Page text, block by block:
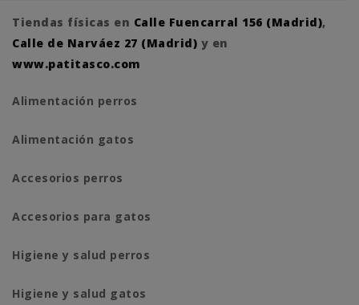
Tiendas físicas en Calle Fuencarral 156 (Madrid),
Calle de Narváez 27 (Madrid) y en
www.patitasco.com
Alimentación perros
Alimentación gatos
Accesorios perros
Accesorios para gatos
Higiene y salud perros
Higiene y salud gatos